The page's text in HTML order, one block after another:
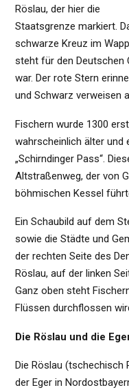
Röslau, der hier die
Staatsgrenze markiert.
schwarze Kreuz im
steht für den Deutschen
war. Der rote Stern
und Schwarz verweisen
Fischern wurde 1300
wahrscheinlich älter und
„Schirndinger Pass“.
Altstraßenweg, der von
böhmischen Kessel
Ein Schaubild auf dem
sowie die Städte und
der rechten Seite des
Röslau, auf der linken
Ganz oben steht
Flüssen durchflossen
Die Röslau und die
Die Röslau (tschechisch
der Eger in